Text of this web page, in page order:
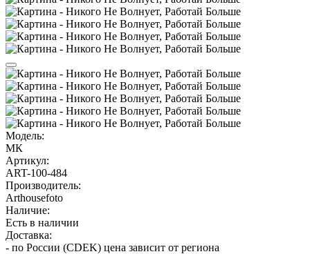
Модель:
МК
Артикул:
ART-100-484
Производитель:
Arthousefoto
Наличие:
Есть в наличии
Доставка:
- по России (CDEK) цена зависит от региона